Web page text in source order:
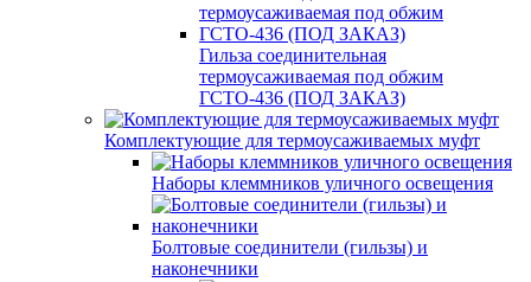
Гильза соединительная
термоусаживаемая под обжим
ГСТО-436 (ПОД ЗАКАЗ)
Комплектующие для термоусаживаемых муфт
Наборы клеммников уличного освещения
Болтовые соединители (гильзы) и
наконечники